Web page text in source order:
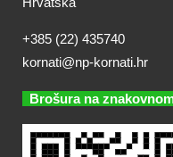
+385 (22) 435740
kornati@np-kornati.hr
Brošura na